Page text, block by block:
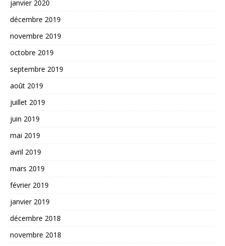
janvier 2020
décembre 2019
novembre 2019
octobre 2019
septembre 2019
août 2019
juillet 2019
juin 2019
mai 2019
avril 2019
mars 2019
février 2019
janvier 2019
décembre 2018
novembre 2018